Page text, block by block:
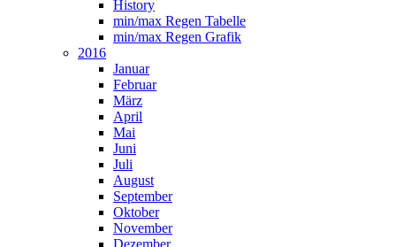
History
min/max Regen Tabelle
min/max Regen Grafik
2016
Januar
Februar
März
April
Mai
Juni
Juli
August
September
Oktober
November
Dezember